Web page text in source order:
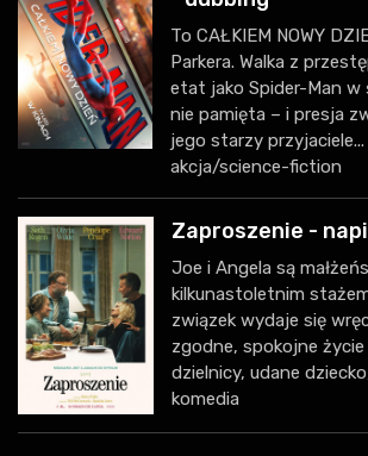
To CAŁKIEM NOWY
Parkera. Walka z
etat jako Spider-Man w
nie pamięta – i presja
jego starzy przyjaciele...
akcja/science-fiction
Zaproszenie -
Joe i Angela są
kilkunastoletnim
związek wydaje się
zgodne, spokojne
dzielnicy, udane
komedia